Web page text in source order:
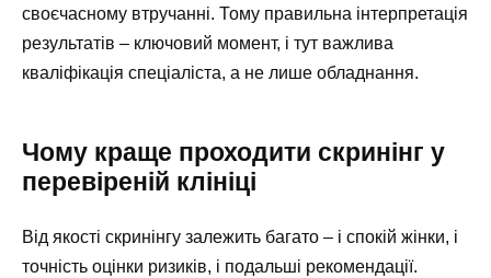
своєчасному втручанні. Тому правильна інтерпретація
результатів – ключовий момент, і тут важлива
кваліфікація спеціаліста, а не лише обладнання.
Чому краще проходити скринінг у
перевіреній клініці
Від якості скринінгу залежить багато – і спокій жінки, і
точність оцінки ризиків, і подальші рекомендації.